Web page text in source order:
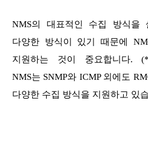
NMS의 대표적인 수집 방식을
다양한 방식이 있기 때문에
지원하는 것이 중요합니다. (*
NMS는 SNMP와 ICMP 외에도
다양한 수집 방식을 지원하고 있